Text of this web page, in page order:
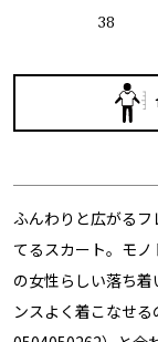
38
ふんわりと広がる
てるスカート。モ
の女性らしい落ち
ンスよく着こなせ